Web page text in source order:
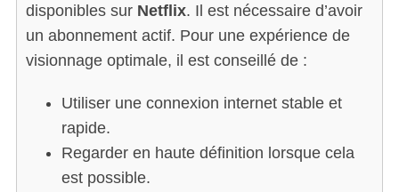
disponibles sur Netflix. Il est nécessaire d’avoir
un abonnement actif. Pour une expérience de
visionnage optimale, il est conseillé de :
Utiliser une connexion internet stable et
rapide.
Regarder en haute définition lorsque cela
est possible.